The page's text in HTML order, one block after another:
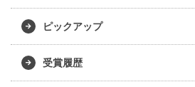
ピックアップ
受賞履歴